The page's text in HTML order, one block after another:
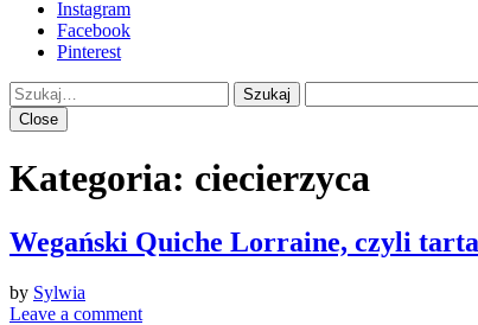
Instagram
Facebook
Pinterest
Szukaj
Close
Kategoria: ciecierzyca
Wegański Quiche Lorraine, czyli
by Sylwia
Leave a comment